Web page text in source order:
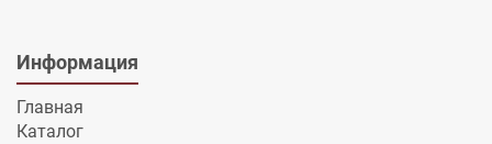
Информация
Главная
Каталог